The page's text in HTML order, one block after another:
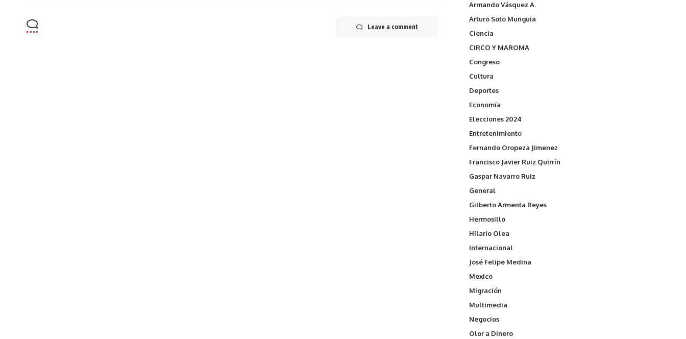
Leave a comment
Armando Vásquez A.
Arturo Soto Munguia
Ciencia
CIRCO Y MAROMA
Congreso
Cultura
Deportes
Economía
Elecciones 2024
Entretenimiento
Fernando Oropeza Jimenez
Francisco Javier Ruiz Quirrín
Gaspar Navarro Ruiz
General
Gilberto Armenta Reyes
Hermosillo
Hilario Olea
Internacional
José Felipe Medina
Mexico
Migración
Multimedia
Negocios
Olor a Dinero